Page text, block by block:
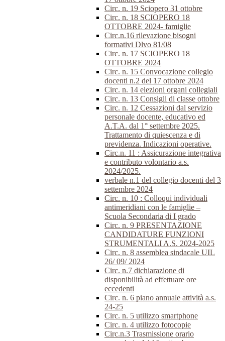
Circ. n. 19 Sciopero 31 ottobre
Circ. n. 18 SCIOPERO 18
OTTOBRE 2024- famiglie
Circ.n.16 rilevazione bisogni
formativi Dlvo 81/08
Circ. n. 17 SCIOPERO 18
OTTOBRE 2024
Circ. n. 15 Convocazione collegio
docenti n.2 del 17 ottobre 2024
Circ. n. 14 elezioni organi collegiali
Circ. n. 13 Consigli di classe ottobre
Circ. n. 12 Cessazioni dal servizio
personale docente, educativo ed
A.T.A. dal 1° settembre 2025.
Trattamento di quiescenza e di
previdenza. Indicazioni operative.
Circ.n. 11 : Assicurazione integrativa
e contributo volontario a.s.
2024/2025.
verbale n.1 del collegio docenti del 3
settembre 2024
Circ. n. 10 : Colloqui individuali
antimeridiani con le famiglie –
Scuola Secondaria di I grado
Circ. n. 9 PRESENTAZIONE
CANDIDATURE FUNZIONI
STRUMENTALI A.S. 2024-2025
Circ. n. 8 assemblea sindacale UIL
26/ 09/ 2024
Circ. n.7 dichiarazione di
disponibilità ad effettuare ore
eccedenti
Circ. n. 6 piano annuale attività a.s.
24-25
Circ. n. 5 utilizzo smartphone
Circ. n. 4 utilizzo fotocopie
Circ.n.3 Trasmissione orario